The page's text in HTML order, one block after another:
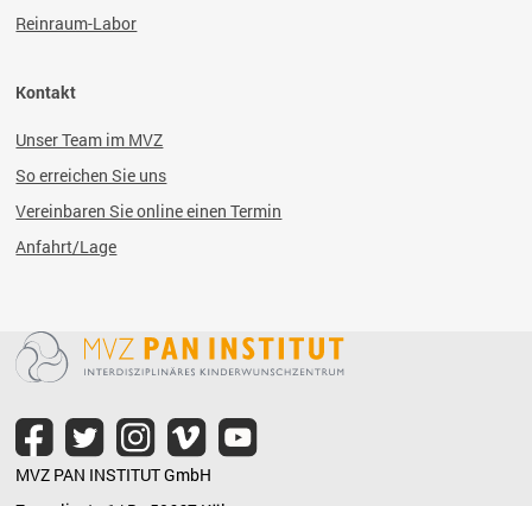
Reinraum-Labor
Kontakt
Unser Team im MVZ
So erreichen Sie uns
Vereinbaren Sie online einen Termin
Anfahrt/Lage
MVZ PAN INSTITUT GmbH